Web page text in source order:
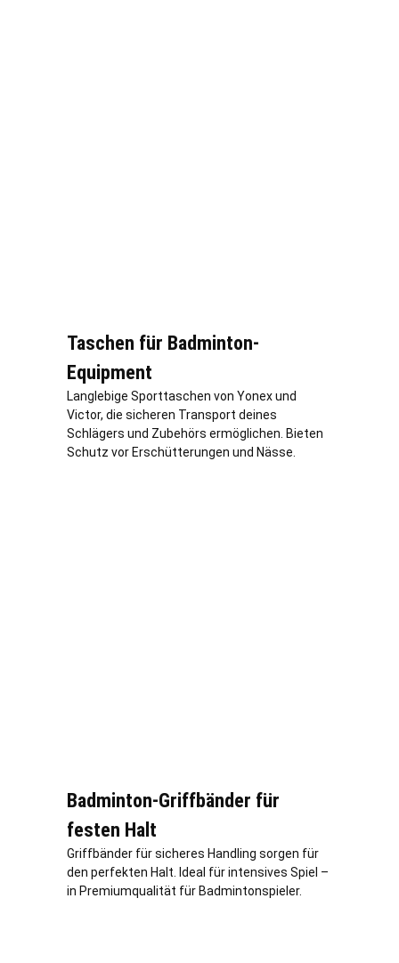
Taschen für Badminton-
Equipment
Langlebige Sporttaschen von Yonex und
Victor, die sicheren Transport deines
Schlägers und Zubehörs ermöglichen. Bieten
Schutz vor Erschütterungen und Nässe.
Badminton-Griffbänder für
festen Halt
Griffbänder für sicheres Handling sorgen für
den perfekten Halt. Ideal für intensives Spiel –
in Premiumqualität für Badmintonspieler.